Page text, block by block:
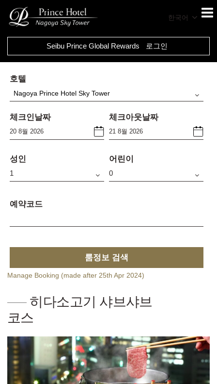
한국어
Seibu Prince Global Rewards 로그인
호텔
Nagoya Prince Hotel Sky Tower
체크인날짜 체크아웃날짜
성인 어린이
예약코드
룸정보 검색
Manage Booking (made after 25th Apr 2024)
히다소고기 샤브샤브
코스